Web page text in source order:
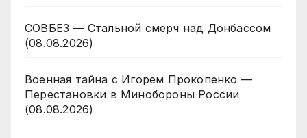
СОВБЕЗ — Стальной смерч над Донбассом
(08.08.2026)
Военная тайна с Игорем Прокопенко —
Перестановки в Минобороны России
(08.08.2026)